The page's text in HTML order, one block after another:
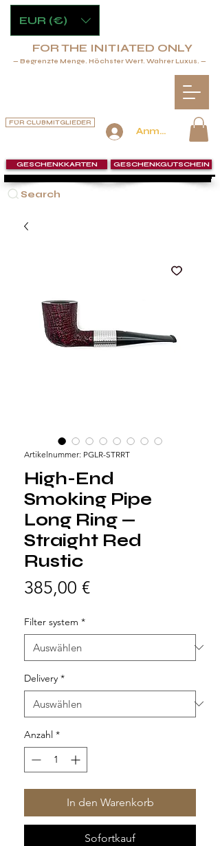
Anmelden
FÜR CLUBMITGLIEDER
Search
GESCHENKKARTEN GESCHENKGUTSCHEIN
FOR THE INITIATED ONLY
— Begrenzte Menge. Höchster Wert. Wahrer Luxus. —
EUR (€)
Artikelnummer: PGLR-STRRT
High-End
Smoking Pipe
Long Ring —
Straight Red
Rustic
385,00 €Preis
Filter system *
Delivery *
Anzahl *
In den Warenkorb
Sofortkauf